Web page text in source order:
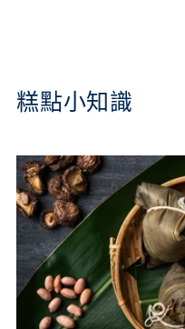
糕點小知識